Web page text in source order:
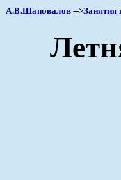
А.В.Шаповалов -->Занятия